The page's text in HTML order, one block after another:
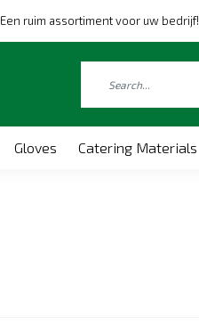
Een ruim assortiment voor uw bedrijf!
Gloves Catering Materials